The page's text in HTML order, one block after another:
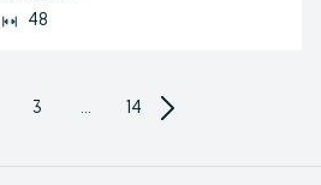
48
3 ... 14